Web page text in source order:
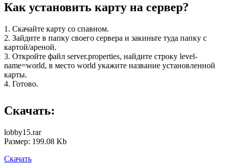
Как установить карту на сервер?
1. Скачайте карту со спавном.
2. Зайдите в папку своего сервера и закиньте туда папку с
картой/ареной.
3. Откройте файл server.properties, найдите строку level-
name=world, в место world укажите название установленной
карты.
4. Готово.
Скачать:
lobby15.rar
Размер: 199.08 Kb
Скачать